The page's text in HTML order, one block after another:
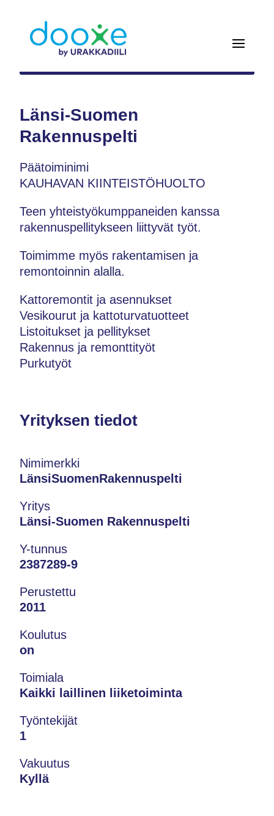
Länsi-Suomen
Rakennuspelti
Päätoiminimi
KAUHAVAN KIINTEISTÖHUOLTO
Teen yhteistyökumppaneiden kanssa
rakennuspellitykseen liittyvät työt.
Toimimme myös rakentamisen ja
remontoinnin alalla.
Kattoremontit ja asennukset
Vesikourut ja kattoturvatuotteet
Listoitukset ja pellitykset
Rakennus ja remonttityöt
Purkutyöt
Yrityksen tiedot
Nimimerkki
LänsiSuomenRakennuspelti
Yritys
Länsi-Suomen Rakennuspelti
Y-tunnus
2387289-9
Perustettu
2011
Koulutus
on
Toimiala
Kaikki laillinen liiketoiminta
Työntekijät
1
Vakuutus
Kyllä